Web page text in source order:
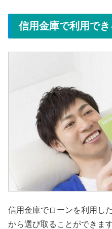
信用金庫で利用でき
信用金庫でローンを利用し
から選び取ることができます